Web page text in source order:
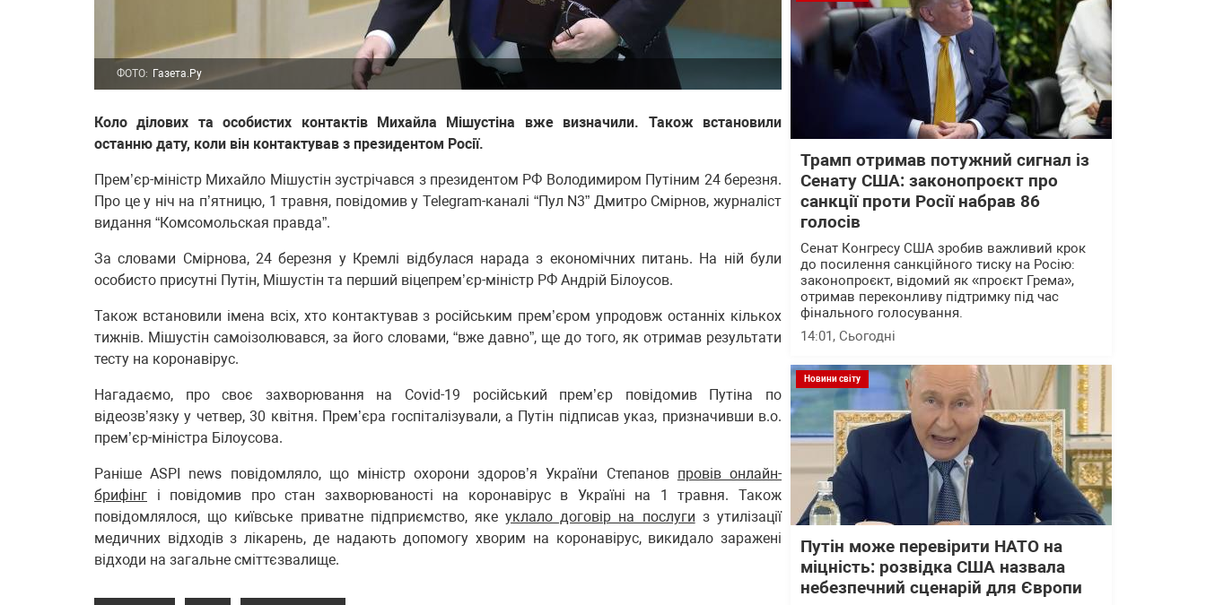
ФОТО: Газета.Ру
Коло ділових та особистих контактів Михайла Мішустіна вже визначили. Також встановили
останню дату, коли він контактував з президентом Росії.
Прем’єр-міністр Михайло Мішустін зустрічався з президентом РФ Володимиром Путіним 24 березня.
Про це у ніч на п’ятницю, 1 травня, повідомив у Telegram-каналі “Пул N3” Дмитро Смірнов, журналіст
видання “Комсомольская правда”.
За словами Смірнова, 24 березня у Кремлі відбулася нарада з економічних питань. На ній були
особисто присутні Путін, Мішустін та перший віцепрем’єр-міністр РФ Андрій Білоусов.
Також встановили імена всіх, хто контактував з російським прем’єром упродовж останніх кількох
тижнів. Мішустін самоізолювався, за його словами, “вже давно”, ще до того, як отримав результати
тесту на коронавірус.
Нагадаємо, про своє захворювання на Covid-19 російський прем’єр повідомив Путіна по
відеозв’язку у четвер, 30 квітня. Прем’єра госпіталізували, а Путін підписав указ, призначивши в.о.
прем’єр-міністра Білоусова.
Раніше ASPI news повідомляло, що міністр охорони здоров’я України Степанов провів онлайн-
брифінг і повідомив про стан захворюваності на коронавірус в Україні на 1 травня. Також
повідомлялося, що київське приватне підприємство, якеуклало договір на послуги з утилізації
медичних відходів з лікарень, де надають допомогу хворим на коронавірус, викидало заражені
відходи на загальне сміттєзвалище.
Трамп отримав потужний сигнал із
Сенату США: законопроєкт про
санкції проти Росії набрав 86
голосів
Сенат Конгресу США зробив важливий крок
до посилення санкційного тиску на Росію:
законопроєкт, відомий як «проєкт Грема»,
отримав переконливу підтримку під час
фінального голосування.
14:01, Сьогодні
Новини світу
Путін може перевірити НАТО на
міцність: розвідка США назвала
небезпечний сценарій для Європи